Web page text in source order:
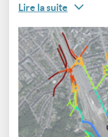
Lire la suite